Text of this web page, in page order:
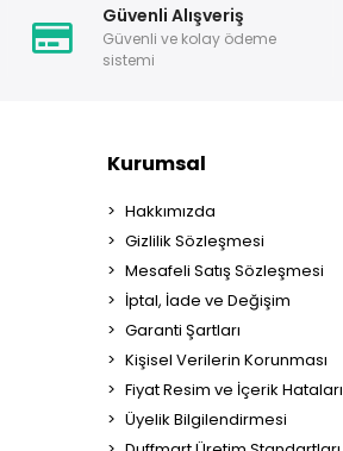
Güvenli Alışveriş
Güvenli ve kolay ödeme
sistemi
Kurumsal
Hakkımızda
Gizlilik Sözleşmesi
Mesafeli Satış Sözleşmesi
İptal, İade ve Değişim
Garanti Şartları
Kişisel Verilerin Korunması
Fiyat Resim ve İçerik Hataları
Üyelik Bilgilendirmesi